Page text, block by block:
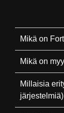
Mikä on
Mikä on
Millaisia